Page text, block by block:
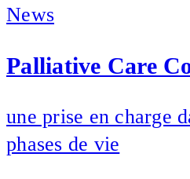
News
Palliative Care
une prise en charge
phases de vie